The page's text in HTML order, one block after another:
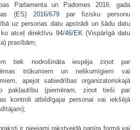
Parlamenta un Padomes 2016. gada
(ES) 2016/679 par fizisku personu
uz personas datu apstrādi un šādu datu
atceļ direktīvu 94/46/EK (Vispārīgā datu
prasībām;
tiek nodrošināta iespēja ziņot par
trūkumiem un nelikumīgiem vai
apejot sabiedrības organizatoriskajā
pakļautību (piemēram, ziņot tieši par
kontroli atbildīgajai personai vai iekšējā
ir pieejami rakstveidā papīra formā vai